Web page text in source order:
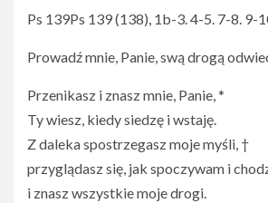
Ps 139Ps 139 (138), 1b-3. 4-5. 7-8. 9-
Prowadź mnie, Panie, swą drogą
Przenikasz i znasz mnie, Panie, *
Ty wiesz, kiedy siedzę i wstaję.
Z daleka spostrzegasz moje myśli, †
przyglądasz się, jak spoczywam i
i znasz wszystkie moje drogi.